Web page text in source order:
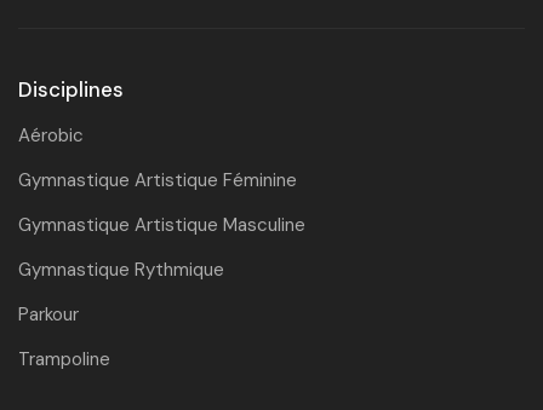
Disciplines
Aérobic
Gymnastique Artistique Féminine
Gymnastique Artistique Masculine
Gymnastique Rythmique
Parkour
Trampoline